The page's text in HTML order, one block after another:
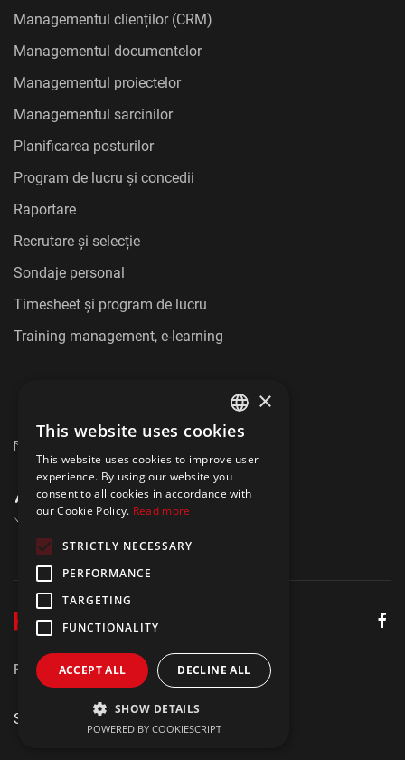
Managementul clienților (CRM)
Managementul documentelor
Managementul proiectelor
Managementul sarcinilor
Planificarea posturilor
Program de lucru și concedii
Raportare
Recrutare și selecție
Sondaje personal
Timesheet și program de lucru
Training management, e-learning
Politica de Confidențialitate Aviz juridic
Site by Meraki
ENGLISH
POLISH
×
This website uses cookies
This website uses cookies to improve user
experience. By using our website you
consent to all cookies in accordance with
our Cookie Policy. Read more
STRICTLY NECESSARY
PERFORMANCE
TARGETING
FUNCTIONALITY
ACCEPT ALL DECLINE ALL
SHOW DETAILS
POWERED BY COOKIESCRIPT